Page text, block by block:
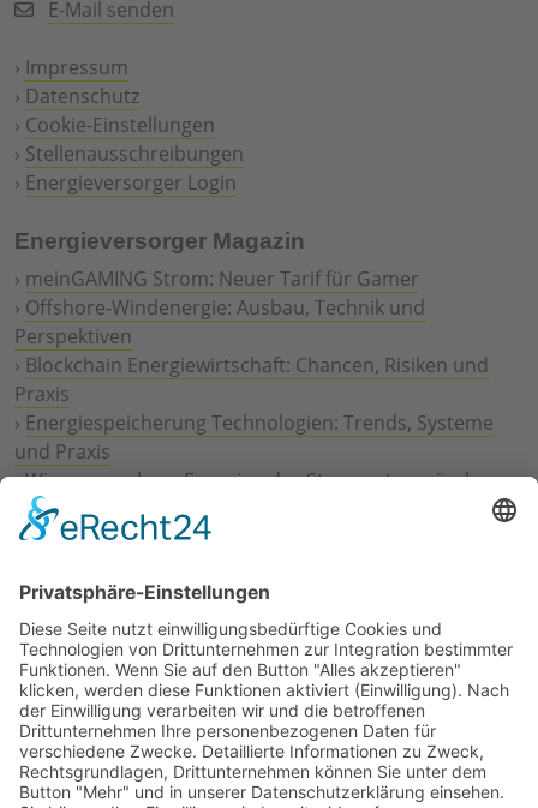
E-Mail senden
› Impressum
› Datenschutz
› Cookie-Einstellungen
› Stellenausschreibungen
› Energieversorger Login
Energieversorger Magazin
› meinGAMING Strom: Neuer Tarif für Gamer
› Offshore-Windenergie: Ausbau, Technik und
Perspektiven
› Blockchain Energiewirtschaft: Chancen, Risiken und
Praxis
› Energiespeicherung Technologien: Trends, Systeme
und Praxis
›Wie erneuerbare Energien das Stromnetz verändern
Digitalisierung Energiewirtschaft: Effizienz, Netze und
Prozesse
Geschäftsmodelle
›Vorstandswechsel Westenergie: Böddeling übernimmt
befristet
›Wasserstoff-Hochlauf: Dialog, Infrastruktur und
konkrete Schritte
›Solaranlage Regenbogenfarben: FC St. Pauli und
LichtBlick installieren erste weltweite Anlage